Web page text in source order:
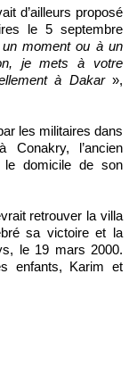
d’ailleurs proposé
le 5 septembre
moment ou à un
je mets à votre
à Dakar »,
les militaires dans
l’ancien
le domicile de son
retrouver la villa
sa victoire et la
le 19 mars 2000.
enfants, Karim et